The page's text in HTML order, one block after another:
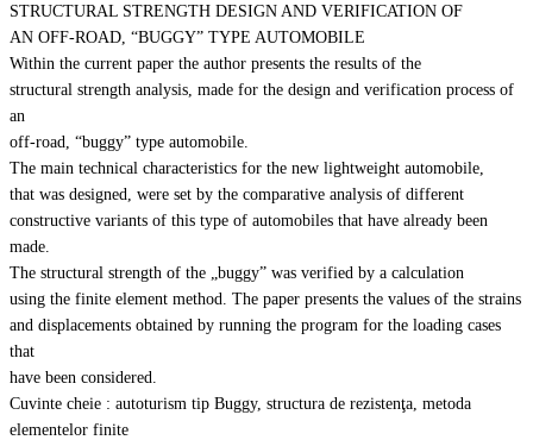
STRUCTURAL STRENGTH DESIGN AND VERIFICATION OF
AN OFF-ROAD, “BUGGY” TYPE AUTOMOBILE
Within the current paper the author presents the results of the
structural strength analysis, made for the design and verification process of
an
off-road, “buggy” type automobile.
The main technical characteristics for the new lightweight automobile,
that was designed, were set by the comparative analysis of different
constructive variants of this type of automobiles that have already been
made.
The structural strength of the „buggy” was verified by a calculation
using the finite element method. The paper presents the values of the strains
and displacements obtained by running the program for the loading cases
that
have been considered.
Cuvinte cheie : autoturism tip Buggy, structura de rezistenţa, metoda
elementelor finite